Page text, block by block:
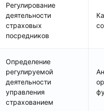
Регулирование
деятельности
страховых
посредников
Определение
регулируемой
деятельности
управления
страхованием